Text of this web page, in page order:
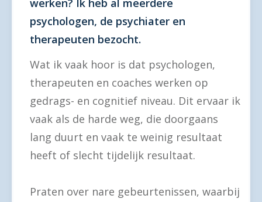
werken? Ik heb al meerdere
psychologen, de psychiater en
therapeuten bezocht.
Wat ik vaak hoor is dat psychologen,
therapeuten en coaches werken op
gedrags- en cognitief niveau. Dit ervaar ik
vaak als de harde weg, die doorgaans
lang duurt en vaak te weinig resultaat
heeft of slecht tijdelijk resultaat.
Praten over nare gebeurtenissen, waarbij